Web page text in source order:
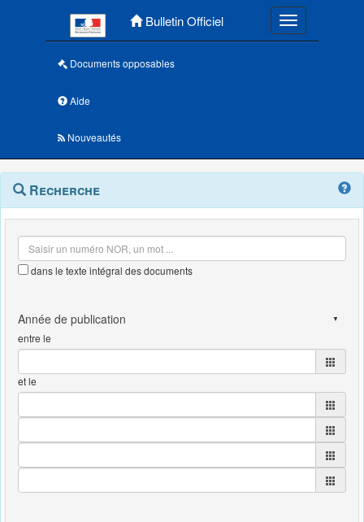
Bulletin Officiel Toggle
Documents opposables
Aide
Nouveautés
Navigation
outils
Menu
contextuel
Recherche
dans le texte intégral des documents
entre le
et le